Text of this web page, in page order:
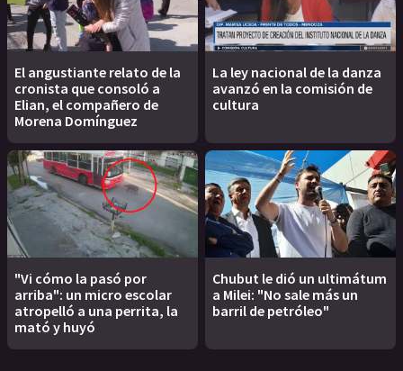
El angustiante relato de la
cronista que consoló a
Elian, el compañero de
Morena Domínguez
La ley nacional de la danza
avanzó en la comisión de
cultura
"Vi cómo la pasó por
arriba": un micro escolar
atropelló a una perrita, la
mató y huyó
Chubut le dió un ultimátum
a Milei: "No sale más un
barril de petróleo"